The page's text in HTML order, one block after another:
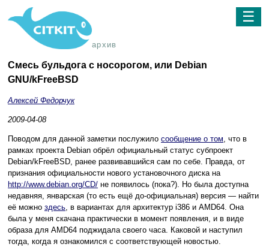
архив
☰
Смесь бульдога с носорогом, или Debian
GNU/kFreeBSD
Алексей Федорчук
2009-04-08
Поводом для данной заметки послужило сообщение о том, что в
рамках проекта Debian обрёл официальный статус субпроект
Debian/kFreeBSD, ранее развивавшийся сам по себе. Правда, от
признания официальности нового установочного диска на
http://www.debian.org/CD/ не появилось (пока?). Но была доступна
недавняя, январская (то есть ещё до-официальная) версия — найти
её можно здесь, в вариантах для архитектур i386 и AMD64. Она
была у меня скачана практически в момент появления, и в виде
образа для AMD64 поджидала своего часа. Каковой и наступил
тогда, когда я ознакомился с соответствующей новостью.